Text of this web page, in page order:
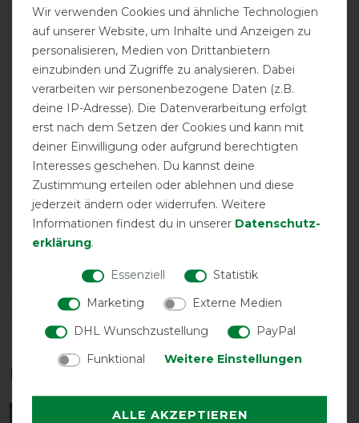
Bauchlatz bei dieser Decke ist allerdings ein Witz. Ich
habe ein G-Pony, das 125 cm Decken trägt. Der bei
dieser Fliegendecke mitgelieferte Bauchlatz passte nicht
mal ansatzweise. Viel zu klein. In L nachbestellt (da
übrigens mit Metallschnallen) passt er gerade eben so.
Das Pony ist nicht dick und in trainierte. Zustand. In L
bekommt der Bauchlatz nun noch etwas längere
Gummis eingenäht und passt dann. Ohne den
Bauchlatz sitzt die Decke leider nicht.
08.08.2017
Ich habe den Bauchlatz als Ersatz für den ausgeleiterten
Orginalbauchlatz bestellt. Größe L hat die hochwertigen
Metall-"Schnallen"
DETAILS ZUR PRODUKTSICHERHEIT
Das perfekte Zubehör für dich
Wir verwenden Cookies und ähnliche Technologien
auf unserer Website, um Inhalte und Anzeigen zu
personalisieren, Medien von Drittanbietern
einzubinden und Zugriffe zu analysieren. Dabei
verarbeiten wir personenbezogene Daten (z.B.
deine IP-Adresse). Die Datenverarbeitung erfolgt
erst nach dem Setzen der Cookies und kann mit
deiner Einwilligung oder aufgrund berechtigten
Interesses geschehen. Du kannst deine
Zustimmung erteilen oder ablehnen und diese
jederzeit ändern oder widerrufen. Weitere
Informationen findest du in unserer Daten­schutz­
erklärung.
Essenziell
Statistik
Marketing
Externe Medien
DHL Wunschzustellung
PayPal
Funktional
Weitere Einstellungen
ALLE AKZEPTIEREN